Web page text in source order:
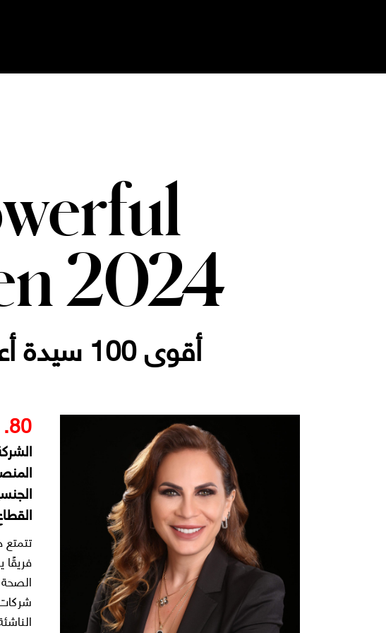
2024
أقوى 100 سيدة أعمال في الشرق الأوسط لعام 2024
80.